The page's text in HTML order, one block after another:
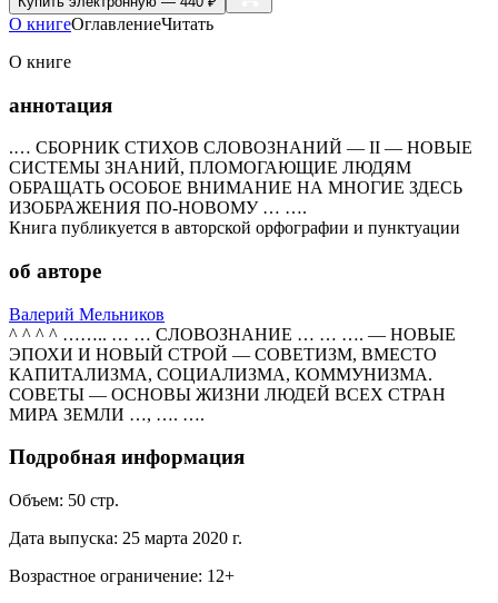
О книгеОглавлениеЧитать
О книге
аннотация
.… СБОРНИК СТИХОВ СЛОВОЗНАНИЙ — II — НОВЫЕ
СИСТЕМЫ ЗНАНИЙ, ПЛОМОГАЮЩИЕ ЛЮДЯМ
ОБРАЩАТЬ ОСОБОЕ ВНИМАНИЕ НА МНОГИЕ ЗДЕСЬ
ИЗОБРАЖЕНИЯ ПО-НОВОМУ … ….
Книга публикуется в авторской орфографии и пунктуации
об авторе
Валерий Мельников
^ ^ ^ ^ …….. … … СЛОВОЗНАНИЕ … … …. — НОВЫЕ
ЭПОХИ И НОВЫЙ СТРОЙ — СОВЕТИЗМ, ВМЕСТО
КАПИТАЛИЗМА, СОЦИАЛИЗМА, КОММУНИЗМА.
СОВЕТЫ — ОСНОВЫ ЖИЗНИ ЛЮДЕЙ ВСЕХ СТРАН
МИРА ЗЕМЛИ …, …. ….
Подробная информация
Объем: 50 стр.
Дата выпуска: 25 марта 2020 г.
Возрастное ограничение: 12+